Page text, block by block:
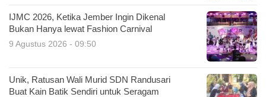
IJMC 2026, Ketika Jember Ingin Dikenal
Bukan Hanya lewat Fashion Carnival
9 Agustus 2026 - 09:50
Unik, Ratusan Wali Murid SDN Randusari
Buat Kain Batik Sendiri untuk Seragam